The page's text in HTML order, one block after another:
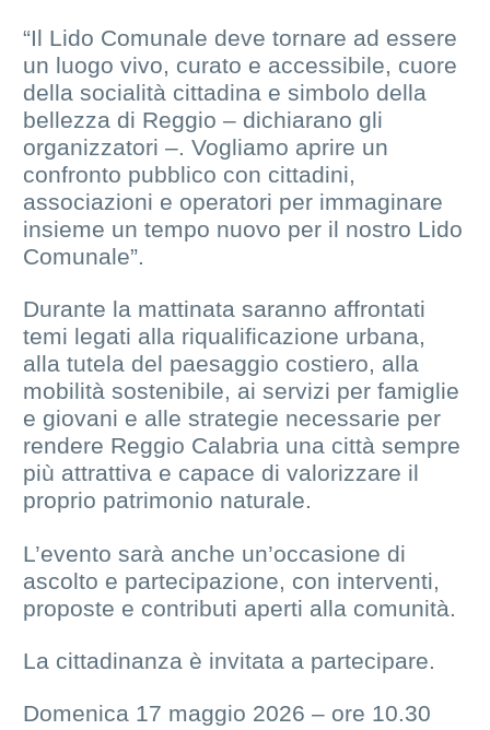
“Il Lido Comunale deve tornare ad essere
un luogo vivo, curato e accessibile, cuore
della socialità cittadina e simbolo della
bellezza di Reggio – dichiarano gli
organizzatori –. Vogliamo aprire un
confronto pubblico con cittadini,
associazioni e operatori per immaginare
insieme un tempo nuovo per il nostro Lido
Comunale”.
Durante la mattinata saranno affrontati
temi legati alla riqualificazione urbana,
alla tutela del paesaggio costiero, alla
mobilità sostenibile, ai servizi per famiglie
e giovani e alle strategie necessarie per
rendere Reggio Calabria una città sempre
più attrattiva e capace di valorizzare il
proprio patrimonio naturale.
L’evento sarà anche un’occasione di
ascolto e partecipazione, con interventi,
proposte e contributi aperti alla comunità.
La cittadinanza è invitata a partecipare.
Domenica 17 maggio 2026 – ore 10.30